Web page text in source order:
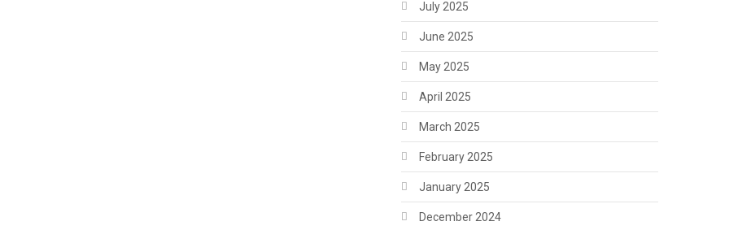
July 2025
June 2025
May 2025
April 2025
March 2025
February 2025
January 2025
December 2024